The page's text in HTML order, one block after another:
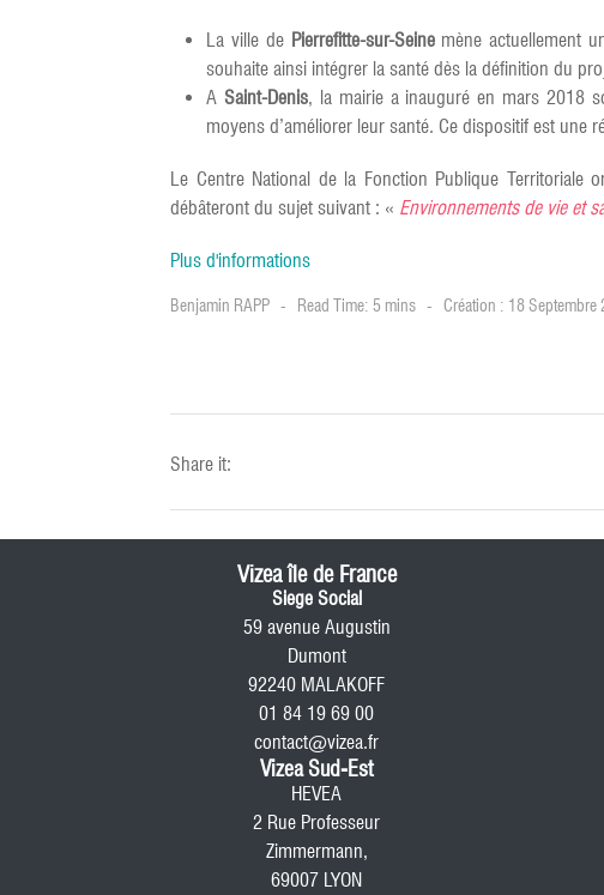
La ville de Pierrefitte-sur-Seinemène actuellement
souhaite ainsi intégrer la santé dès la définition du
A Saint-Denis, la mairie a inauguré en mars 2018
moyens d’améliorer leur santé. Ce dispositif est une
Le Centre National de la Fonction Publique Territoriale
débâteront du sujet suivant : « Environnements de vie et
Plus d'informations
Benjamin RAPP Read Time: 5 mins Création : 18 Septembre
Share it:
Vizea île de France
Siege Social
59 avenue Augustin
Dumont
92240 MALAKOFF
01 84 19 69 00
contact@vizea.fr
Vizea Sud-Est
HEVEA
2 Rue Professeur
Zimmermann,
69007 LYON